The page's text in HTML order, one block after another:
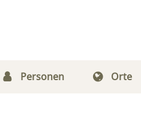
Personen Orte